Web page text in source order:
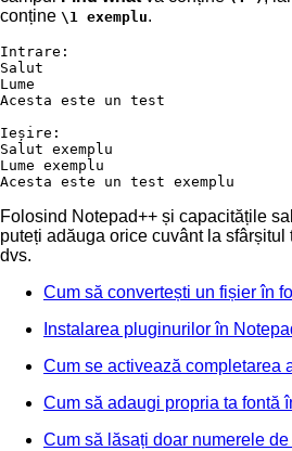
conține \1 exemplu.
Intrare:
Salut
Lume
Acesta este un test
Ieșire:
Salut exemplu
Lume exemplu
Acesta este un test exemplu
Folosind Notepad++ și capacitățile
puteți adăuga orice cuvânt la sfârșitul
dvs.
Cum să convertești un fișier în
Instalarea pluginurilor în
Cum se activează completarea
Cum să adaugi propria ta fontă
Cum să lăsați doar numerele